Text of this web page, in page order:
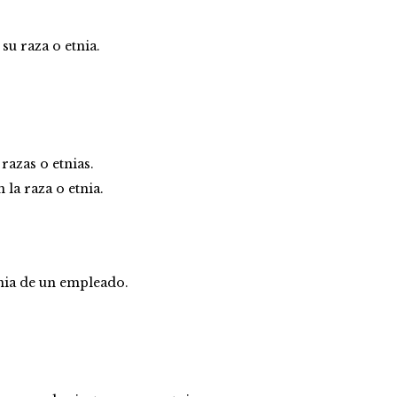
raza o etnia.
o etnias.
la raza o etnia.
de un empleado.